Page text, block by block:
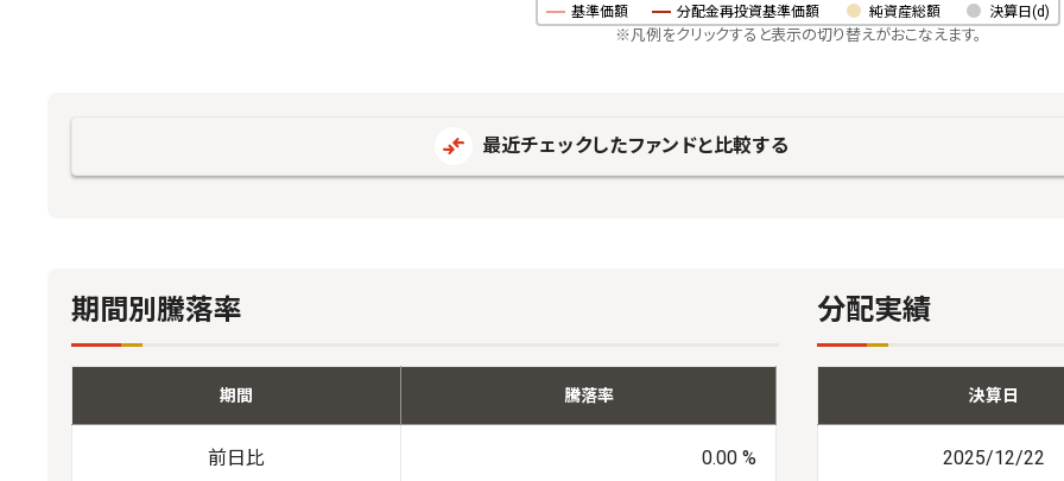
※凡例をクリックすると表示の切り替えがおこなえます。
基準価額 分配金再投資基準価額 純資産総額 決算日(d)
最近チェックしたファンドと比較する
期間別騰落率
期間 騰落率
前日比 0.00 %
分配実績
決算日
2025/12/22